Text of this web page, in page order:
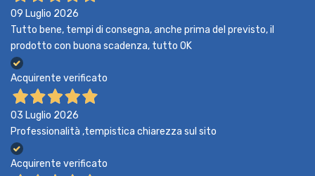
09 Luglio 2026
Tutto bene, tempi di consegna, anche prima del previsto, il
prodotto con buona scadenza, tutto OK
Acquirente verificato
03 Luglio 2026
Professionalità ,tempistica chiarezza sul sito
Acquirente verificato